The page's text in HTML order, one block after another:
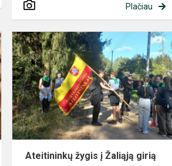
Plačiau
ATEITININKŲ
SĄSKRYDIS
Ateitininkų žygis į Žaliąją girią